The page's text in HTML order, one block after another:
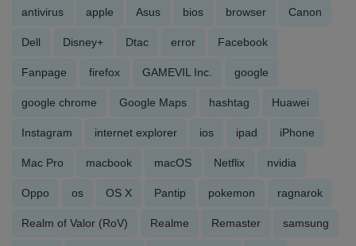
antivirus apple Asus bios browser Canon
Dell Disney+ Dtac error Facebook
Fanpage firefox GAMEVIL Inc. google
google chrome Google Maps hashtag Huawei
Instagram internet explorer ios ipad iPhone
Mac Pro macbook macOS Netflix nvidia
Oppo os OS X Pantip pokemon ragnarok
Realm of Valor (RoV) Realme Remaster samsung